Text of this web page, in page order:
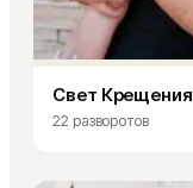
Свет Крещения
22 разворотов